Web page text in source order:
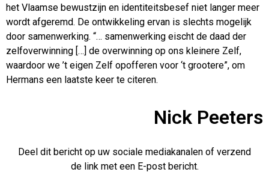
het Vlaamse bewustzijn en identiteitsbesef niet langer meer
wordt afgeremd. De ontwikkeling ervan is slechts mogelijk
door samenwerking. “… samenwerking eischt de daad der
zelfoverwinning […] de overwinning op ons kleinere Zelf,
waardoor we ’t eigen Zelf opofferen voor ‘t grootere”, om
Hermans een laatste keer te citeren.
Nick Peeters
Deel dit bericht op uw sociale mediakanalen of verzend
de link met een E-post bericht.